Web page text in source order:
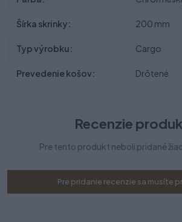
Šírka skrinky: 200 mm
Typ výrobku: Cargo
Prevedenie košov: Drôtené
Recenzie
Pre tento produkt neboli pridané
Pre pridanie recenzie sa musíte